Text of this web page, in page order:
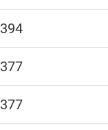
394
377
377